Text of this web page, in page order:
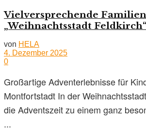
Vielversprechende
„Weihnachtsstadt Feldkirch“
von HELA
4. Dezember 2025
0
Großartige Adventerlebnisse für
Montfortstadt In der
die Adventszeit zu einem ganz
...